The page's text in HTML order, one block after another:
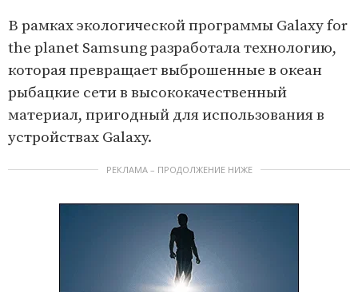
В рамках экологической программы Galaxy for
the planet Samsung разработала технологию,
которая превращает выброшенные в океан
рыбацкие сети в высококачественный
материал, пригодный для использования в
устройствах Galaxy.
РЕКЛАМА – ПРОДОЛЖЕНИЕ НИЖЕ